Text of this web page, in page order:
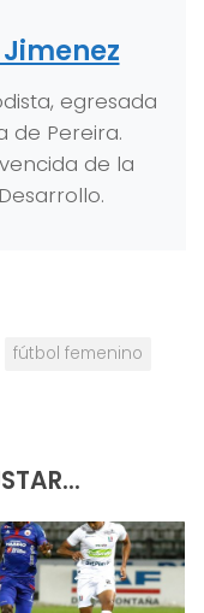
egresada
de Pereira.
de la
fútbol femenino